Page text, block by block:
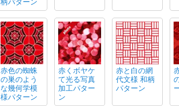
赤色の蜘蛛
の巣のよう
な幾何学模
様パターン
赤くボヤケ
て光る写真
加工パター
ン
赤と白の網
代文様 和柄
パターン